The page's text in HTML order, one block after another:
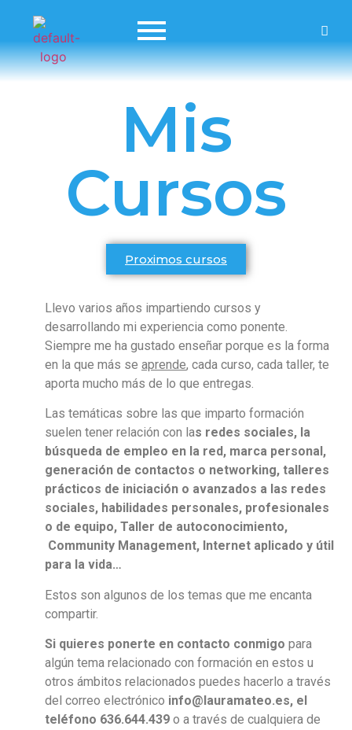
Mis
Cursos
Proximos cursos
Llevo varios años impartiendo cursos y
desarrollando mi experiencia como ponente.
Siempre me ha gustado enseñar porque es la forma
en la que más se aprende, cada curso, cada taller, te
aporta mucho más de lo que entregas.
Las temáticas sobre las que imparto formación
suelen tener relación con las redes sociales, la
búsqueda de empleo en la red, marca personal,
generación de contactos o networking, talleres
prácticos de iniciación o avanzados a las redes
sociales, habilidades personales, profesionales
o de equipo, Taller de autoconocimiento,
Community Management, Internet aplicado y útil
para la vida…
Estos son algunos de los temas que me encanta
compartir.
Si quieres ponerte en contacto conmigo para
algún tema relacionado con formación en estos u
otros ámbitos relacionados puedes hacerlo a través
del correo electrónico info@lauramateo.es, el
teléfono 636.644.439 o a través de cualquiera de